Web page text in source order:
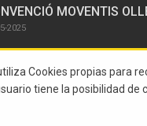
MOVENTIS
2025
Cookies propias para
tiene la posibilidad